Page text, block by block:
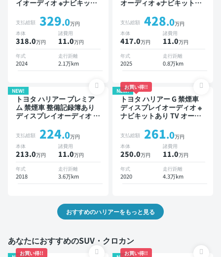
イオーディオ ※ナビキット
トモニター デジタルインナ
ーミラー オートクルーズ
スマートキー ETC 電動バ
ックドア バックモニター
ドライブレコーダー 衝突軽
減
支払総額 329.0万円
本体
318.0万円
諸費用
11.0万円
年式
2024
走行距離
2.1万km
オーディオ ※ナビキットあ
モニター デジタルインナー
ミラー オートクルーズ ス
マートキー ETC 電動バッ
クドア バックモニター ド
ライブレコーダー フルエア
ロ 衝突軽減
支払総額 428.0万円
本体
417.0万円
諸費用
11.0万円
年式
2025
走行距離
0.8万km
NEW!
トヨタ ハリアー プレミア
ム 禁煙車 整備記録簿あり
ディスプレイオーディオ ※
クルーズ ワイヤレスキー
スマートキー ETC 電動バ
ックドア バックモニター
ドライブレコーダー 衝突軽
減
支払総額 224.0万円
本体
213.0万円
諸費用
11.0万円
年式
2018
走行距離
3.6万km
NEW!
お買い得!!
トヨタ ハリアー G 禁煙車
ディスプレイオーディオ ※
ナビキットあり TV オート
動バックドア ドライブレコ
ーダー 衝突軽減
支払総額 261.0万円
本体
250.0万円
諸費用
11.0万円
年式
2020
走行距離
4.3万km
おすすめのハリアーをもっと見る
あなたにおすすめのSUV・クロカン
お買い得!! お買い得!!